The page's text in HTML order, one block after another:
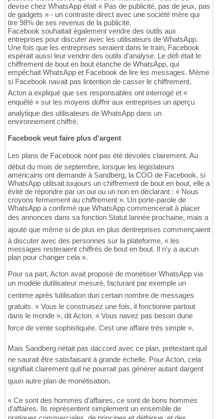
devise chez WhatsApp était « Pas de publicité, pas de jeux, pas
de gadgets » - un contraste direct avec une société mère qui
tire 98% de ses revenus de la publicité.
Facebook souhaitait également vendre des outils aux
entreprises pour discuter avec les utilisateurs de WhatsApp.
Une fois que les entreprises seraient dans le train, Facebook
espérait aussi leur vendre des outils d'analyse. Le défi était le
chiffrement de bout en bout étanche de WhatsApp, qui
empêchait WhatsApp et Facebook de lire les messages. Même
si Facebook navait pas lintention de casser le chiffrement,
Acton a expliqué que ses responsables ont interrogé et «
enquêté » sur les moyens doffrir aux entreprises un aperçu
analytique des utilisateurs de WhatsApp dans un
environnement chiffré.
Facebook veut faire plus d'argent
Les plans de Facebook nont pas été dévoilés clairement. Au
début du mois de septembre, lorsque les législateurs
américains ont demandé à Sandberg, la COO de Facebook, si
WhatsApp utilisait toujours un chiffrement de bout en bout, elle a
évité de répondre par un oui ou un non en déclarant : « Nous
croyons fermement au chiffrement ». Un porte-parole de
WhatsApp a confirmé que WhatsApp commencerait à placer
des annonces dans sa fonction Statut lannée prochaine, mais a
ajouté que même si de plus en plus dentreprises commençaient
à discuter avec des personnes sur la plateforme, « les
messages resteraient chiffrés de bout en bout. Il n'y a aucun
plan pour changer cela ».
Pour sa part, Acton avait proposé de monétiser WhatsApp via
un modèle dutilisateur mesuré, facturant par exemple un
centime après lutilisation dun certain nombre de messages
gratuits. « Vous le construisez une fois, il fonctionne partout
dans le monde », dit Acton. « Vous navez pas besoin dune
force de vente sophistiquée. Cest une affaire très simple ».
Mais Sandberg nétait pas daccord avec ce plan, prétextant quil
ne saurait être satisfaisant à grande échelle. Pour Acton, cela
signifiait clairement quil ne pourrait pas générer autant dargent
quun autre plan de monétisation.
« Ce sont des hommes d'affaires, ce sont de bons hommes
d'affaires. Ils représentent simplement un ensemble de